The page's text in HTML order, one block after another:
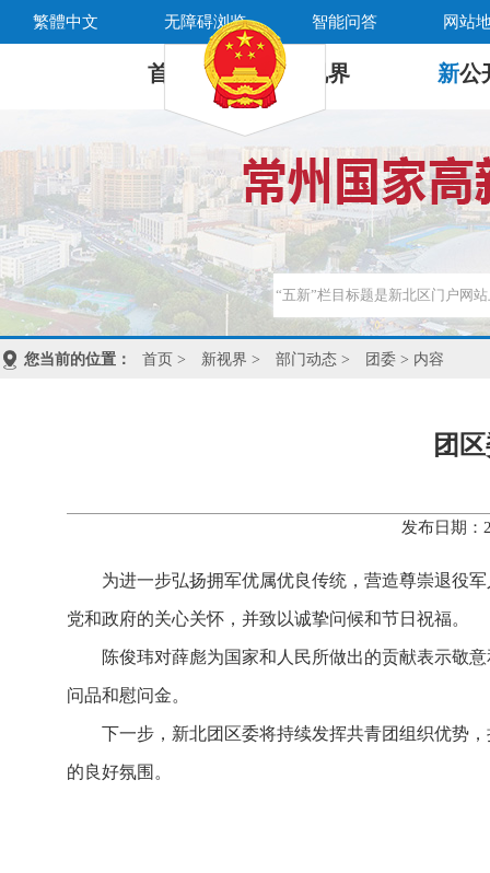
繁體中文 无障碍浏览 智能问答 网站
首 页 新 视界 新公
您当前的位置： 首页 > 新视界 > 部门动态 > 团委 > 内容
团
发布日期：
为进一步弘扬拥军优属优良传统，营造尊崇退役
党和政府的关心关怀，并致以诚挚问候和节日祝福。
陈俊玮对薛彪为国家和人民所做出的贡献表示敬
问品和慰问金。
下一步，新北团区委将持续发挥共青团组织优势，
的良好氛围。